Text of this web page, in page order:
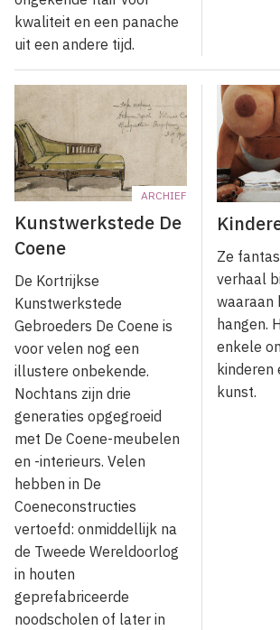
kwaliteit en een panache
uit een andere tijd.
ARCHIEF
Kunstwerkstede De
Coene
De Kortrijkse
Kunstwerkstede
Gebroeders De Coene is
voor velen nog een
illustere onbekende.
Nochtans zijn drie
generaties opgegroeid
met De Coene-meubelen
en -interieurs. Velen
hebben in De
Coeneconstructies
vertoefd: onmiddellijk na
de Tweede Wereldoorlog
in houten
geprefabriceerde
noodscholen of later in
Ze
verhaal
waaraan
hangen.
enkele
kinderen
kunst.